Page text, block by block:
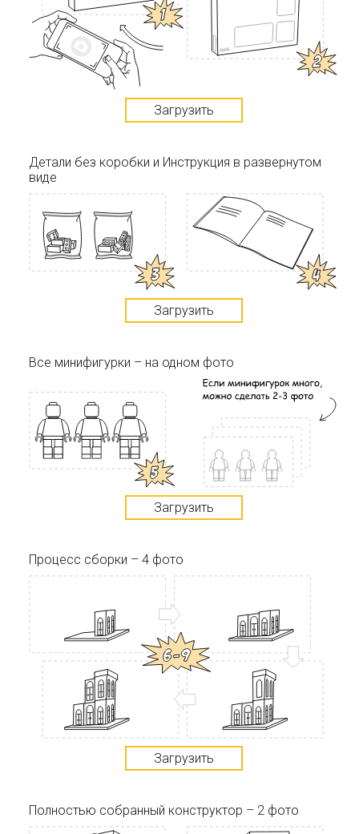
Загрузить
Детали без коробки и Инструкция в развернутом
виде
Загрузить
Все минифигурки – на одном фото
Загрузить
Процесс сборки – 4 фото
Загрузить
Полностью собранный конструктор – 2 фото